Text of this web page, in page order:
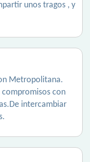
unos tragos , y
Metropolitana.
con
intercambiar